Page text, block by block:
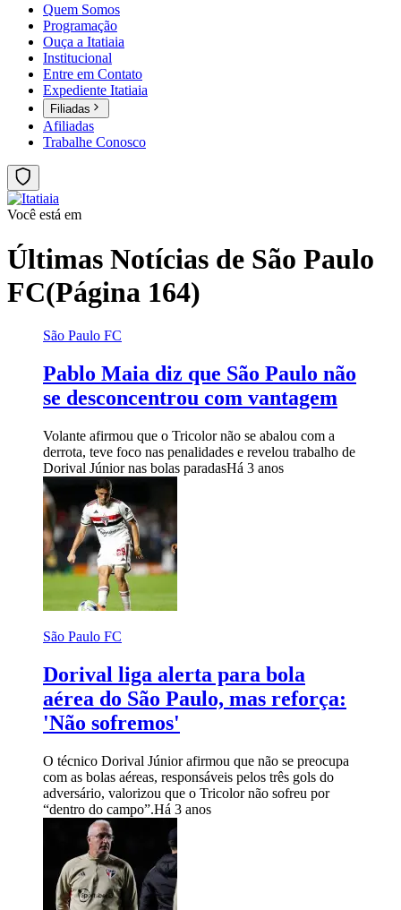
Quem Somos
Programação
Ouça a Itatiaia
Institucional
Entre em Contato
Expediente Itatiaia
Filiadas
Afiliadas
Trabalhe Conosco
Você está em
Últimas Notícias de São Paulo
FC(Página 164)
São Paulo FC
Pablo Maia diz que São Paulo não
se desconcentrou com vantagem
Volante afirmou que o Tricolor não se abalou com a
derrota, teve foco nas penalidades e revelou trabalho de
Dorival Júnior nas bolas paradasHá 3 anos
São Paulo FC
Dorival liga alerta para bola
aérea do São Paulo, mas reforça:
'Não sofremos'
O técnico Dorival Júnior afirmou que não se preocupa
com as bolas aéreas, responsáveis pelos três gols do
adversário, valorizou que o Tricolor não sofreu por
“dentro do campo”.Há 3 anos